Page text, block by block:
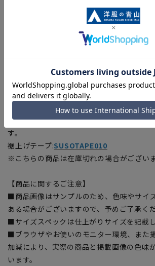
洗濯機からシャワークリーンなど、家庭で
この商品はリサイクル原料を使用し、プラ
に賛同しています。
【シルエット】《細め(スリム)》(当社比)
■こちらの商品はご購入時またはご購入後
品となります。裾上げテープは当サイトで
す。
裾上げテープ:SUSOTAPE010
※こちらの商品は在庫切れの場合がございま
【商品に関するご注意】
■商品画像はサンプルのため、色味やサイ
ある場合がございますので、予めご了承くだ
■サイズスペックは仕上がりサイズを記載し
■ブラウザやお使いのモニター環境、また
加減により、実際の商品と掲載画像の色味
います。